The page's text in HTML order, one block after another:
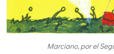
Marciano, por el